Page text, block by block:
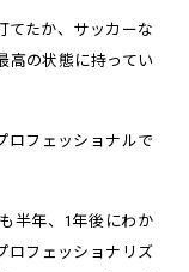
てたか、サッカーな
高の状態に持ってい
ロフェッショナルで
半年、1年後にわか
ロフェッショナリズ